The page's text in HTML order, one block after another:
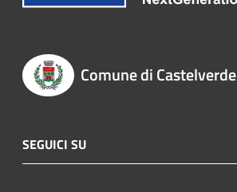
Comune di Castelverde
SEGUICI SU